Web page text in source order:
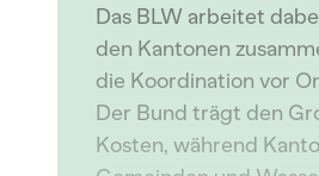
Das BLW arbeitet
den Kantonen
die Koordination vor
Der Bund trägt den
Kosten, während